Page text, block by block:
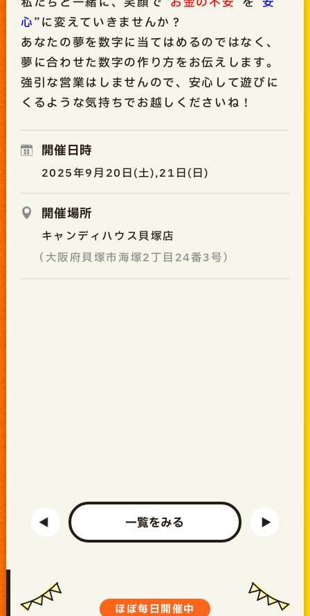
心”に変えていきませんか？
あなたの夢を数字に当てはめるのではなく、
夢に合わせた数字の作り方をお伝えします。
強引な営業はしませんので、安心して遊びに
くるような気持ちでお越しくださいね！
開催日時
2025年9月20日(土),21日(日)
開催場所
キャンディハウス貝塚店
（大阪府貝塚市海塚2丁目24番3号）
一覧をみる
ほぼ毎日開催中